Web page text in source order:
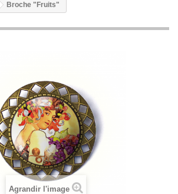
Broche "Fruits"
Agrandir l'image